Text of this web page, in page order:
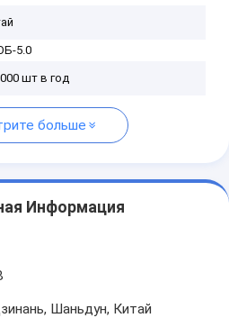
5.0
шт в год
больше
Информация
Шаньдун, Китай